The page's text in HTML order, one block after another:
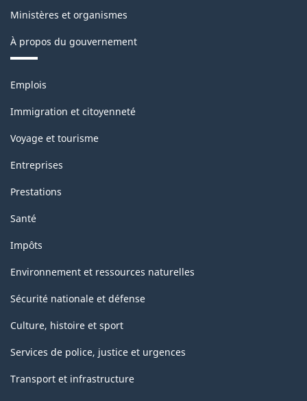
Ministères et organismes
À propos du gouvernement
Thèmes
sujets
Emplois
Immigration et citoyenneté
Voyage et tourisme
Entreprises
Prestations
Santé
Impôts
Environnement et ressources naturelles
Sécurité nationale et défense
Culture, histoire et sport
Services de police, justice et urgences
Transport et infrastructure